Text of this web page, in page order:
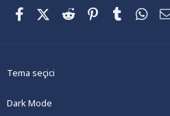
FacebookX (Twitter)
Reddit PinterestTumblr
Tema seçici
Dark Mode